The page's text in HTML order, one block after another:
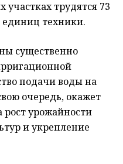
участках трудятся 73
техники.
существенно
подачи воды на
очередь, окажет
урожайности
и укрепление